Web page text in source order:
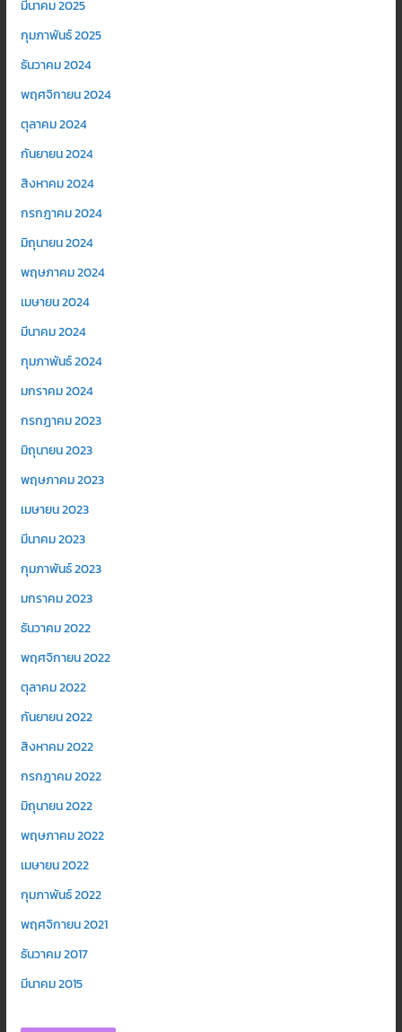
มีนาคม 2025
กุมภาพันธ์ 2025
ธันวาคม 2024
พฤศจิกายน 2024
ตุลาคม 2024
กันยายน 2024
สิงหาคม 2024
กรกฎาคม 2024
มิถุนายน 2024
พฤษภาคม 2024
เมษายน 2024
มีนาคม 2024
กุมภาพันธ์ 2024
มกราคม 2024
กรกฎาคม 2023
มิถุนายน 2023
พฤษภาคม 2023
เมษายน 2023
มีนาคม 2023
กุมภาพันธ์ 2023
มกราคม 2023
ธันวาคม 2022
พฤศจิกายน 2022
ตุลาคม 2022
กันยายน 2022
สิงหาคม 2022
กรกฎาคม 2022
มิถุนายน 2022
พฤษภาคม 2022
เมษายน 2022
กุมภาพันธ์ 2022
พฤศจิกายน 2021
ธันวาคม 2017
มีนาคม 2015